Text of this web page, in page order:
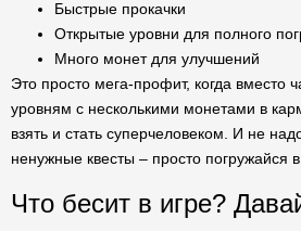
Быстрые прокачки
Открытые уровни для полного
Много монет для улучшений
Это просто мега-профит, когда вместо
уровням с несколькими монетами в
взять и стать суперчеловеком. И не
ненужные квесты – просто погружайся
Что бесит в игре?